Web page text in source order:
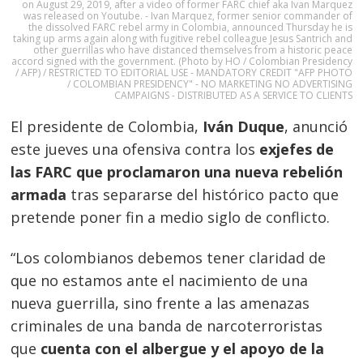
on August 29, 2019, after a video of former FARC chief aka Ivan Marquez
was released on Youtube. - Ivan Marquez, former senior commander of
the dissolved FARC rebel army in Colombia, announced Thursday he is
taking up arms again along with fugitive rebel colleague Jesus Santrich and
other guerrillas who have distanced themselves from a historic peace
accord signed with the government. (Photo by HO / Colombian Presidency
/ AFP) / RESTRICTED TO EDITORIAL USE - MANDATORY CREDIT "AFP PHOTO
/ COLOMBIAN PRESIDENCY" - NO MARKETING NO ADVERTISING
CAMPAIGNS - DISTRIBUTED AS A SERVICE TO CLIENTS
El presidente de Colombia, Iván Duque, anunció
este jueves una ofensiva contra los exjefes de
las FARC que proclamaron una nueva rebelión
armada tras separarse del histórico pacto que
pretende poner fin a medio siglo de conflicto.
“Los colombianos debemos tener claridad de
que no estamos ante el nacimiento de una
nueva guerrilla, sino frente a las amenazas
criminales de una banda de narcoterroristas
que cuenta con el albergue y el apoyo de la